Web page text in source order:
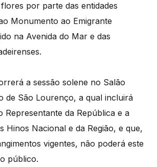
por parte das entidades
Monumento ao Emigrante
na Avenida do Mar e das
a sessão solene no Salão
de São Lourenço, a qual incluirá
Representante da República e a
Hinos Nacional e da Região, e que,
vigentes, não poderá este
público.